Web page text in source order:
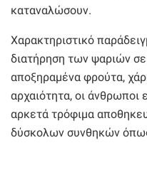
καταναλώσουν.
Χαρακτηριστικό
διατήρηση των ψαριών σε
αποξηραμένα φρούτα,
αρχαιότητα, οι
αρκετά τρόφιμα
δύσκολων συνθηκών όπως